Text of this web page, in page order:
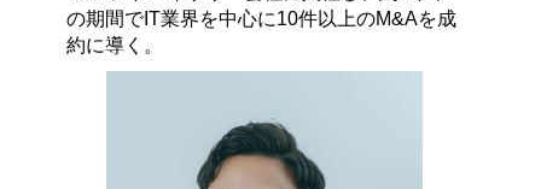
の期間でIT業界を中心に10件以上のM&Aを成
約に導く。